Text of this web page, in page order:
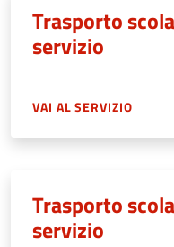
Trasporto
servizio
VAI AL SERVIZIO
Trasporto
servizio